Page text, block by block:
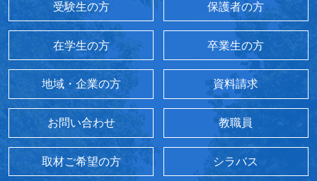
受験生の方 保護者の方
在学生の方 卒業生の方
地域・企業の方 資料請求
お問い合わせ 教職員
取材ご希望の方 シラバス